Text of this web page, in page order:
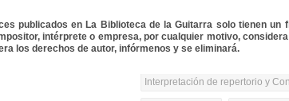
publicados en La Biblioteca de la Guitarra solo tienen un
intérprete o empresa, por cualquier motivo,
los derechos de autor, infórmenos y se eliminará.
Interpretación de repertorio y